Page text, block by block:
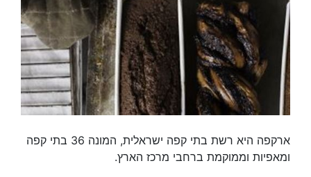
ארקפה היא רשת בתי קפה ישראלית, המונה 36 בתי קפה
ומאפיות וממוקמת ברחבי מרכז הארץ.